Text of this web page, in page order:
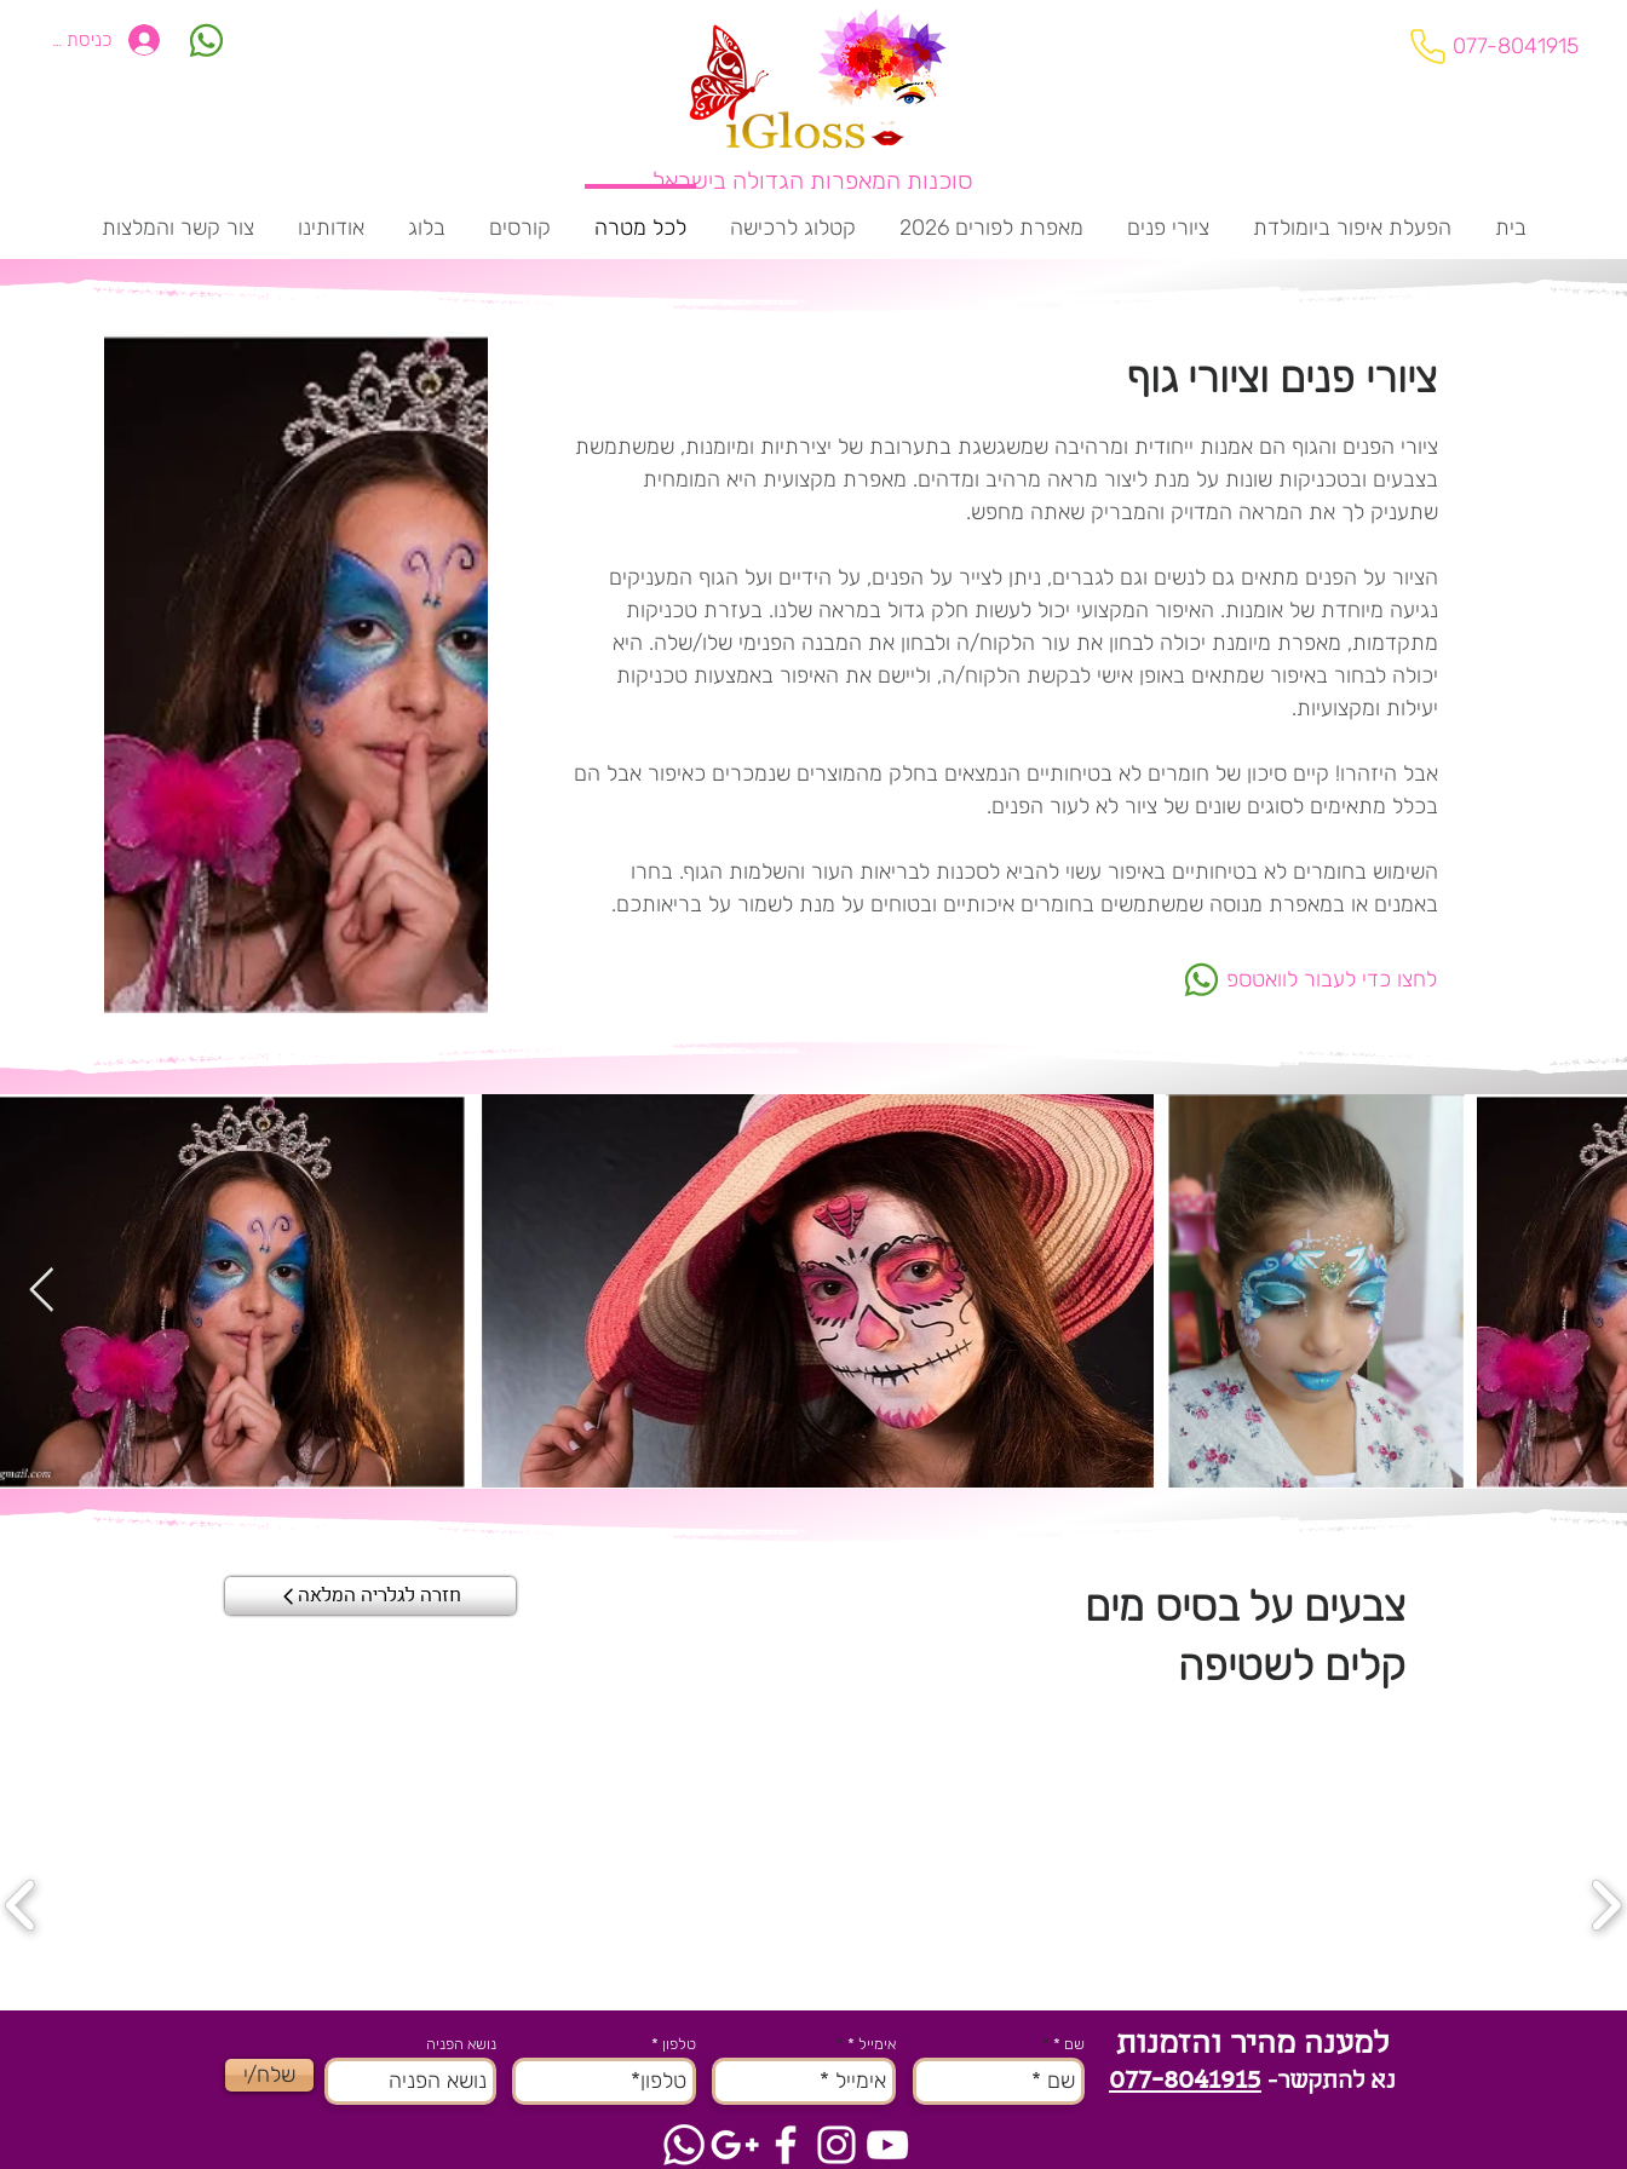
כניסת חברים
סוכנות המאפרות הגדולה בישראל
077-8041915
בית הפעלת איפור ביומולדת ציורי פנים מאפרת לפורים 2026 קטלוג לרכישה לכל מטרה קורסים בלוג אודותינו צור קשר והמלצות
ציורי פנים וציורי גוף
ציורי הפנים והגוף הם אמנות ייחודית ומרהיבה שמשגשגת בתערובת של יצירתיות ומיומנות, שמשתמשת
בצבעים ובטכניקות שונות על מנת ליצור מראה מרהיב ומדהים. מאפרת מקצועית היא המומחית
שתעניק לך את המראה המדויק והמבריק שאתה מחפש.
הציור על הפנים מתאים גם לנשים וגם לגברים, ניתן לצייר על הפנים, על הידיים ועל הגוף המעניקים
נגיעה מיוחדת של אומנות. האיפור המקצועי יכול לעשות חלק גדול במראה שלנו. בעזרת טכניקות
מתקדמות, מאפרת מיומנת יכולה לבחון את עור הלקוח/ה ולבחון את המבנה הפנימי שלו/שלה. היא
יכולה לבחור באיפור שמתאים באופן אישי לבקשת הלקוח/ה, וליישם את האיפור באמצעות טכניקות
יעילות ומקצועיות.
אבל היזהרו! קיים סיכון של חומרים לא בטיחותיים הנמצאים בחלק מהמוצרים שנמכרים כאיפור אבל הם
בכלל מתאימים לסוגים שונים של ציור לא לעור הפנים.
השימוש בחומרים לא בטיחותיים באיפור עשוי להביא לסכנות לבריאות העור והשלמות הגוף. בחרו
באמנים או במאפרת מנוסה שמשתמשים בחומרים איכותיים ובטוחים על מנת לשמור על בריאותכם.
לחצו כדי לעבור לוואטספ
חזרה לגלריה המלאה
צבעים על בסיס מים
קלים לשטיפה
שלח/י
נושא הפניה טלפון אימייל * שם * למענה מהיר והזמנות
נא להתקשר- 077-8041915